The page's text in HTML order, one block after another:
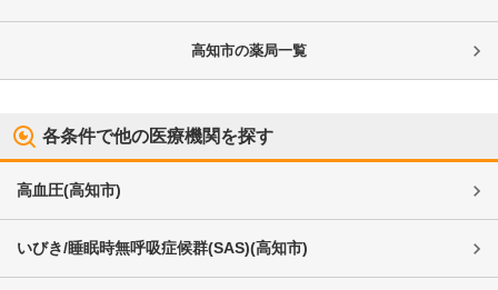
高知市の薬局一覧
各条件で他の医療機関を探す
高血圧(高知市)
いびき/睡眠時無呼吸症候群(SAS)(高知市)